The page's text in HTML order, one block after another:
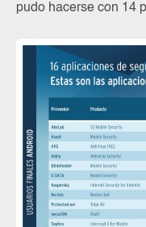
pudo hacerse con 14